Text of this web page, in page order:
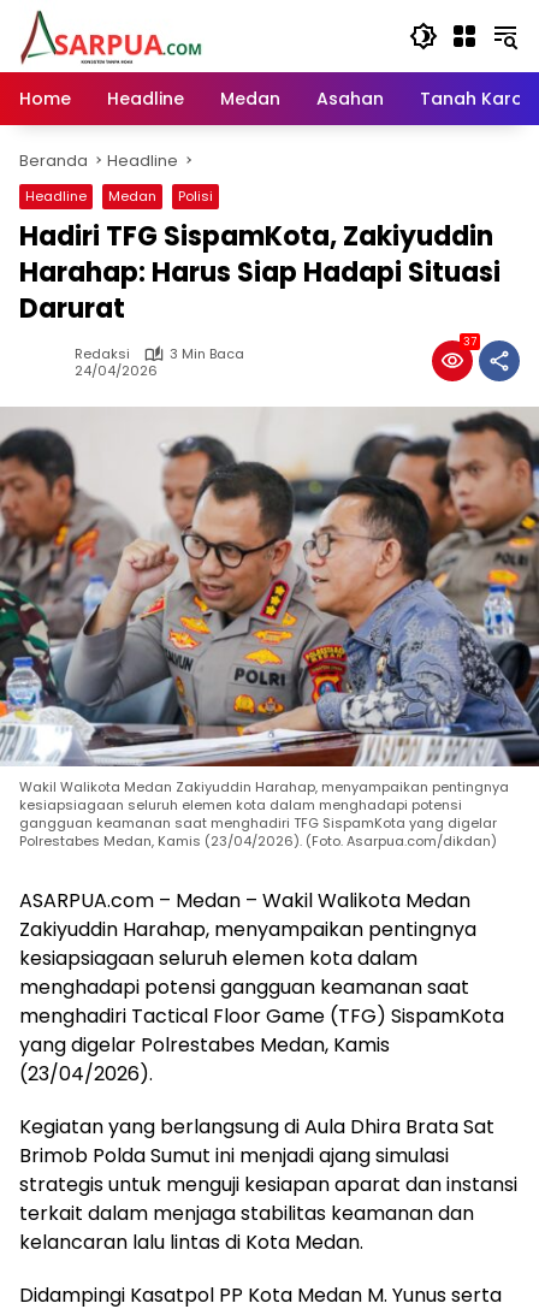
Langsung
konten
Home
Headline Medan Asahan Tanah Karo
Beranda Headline
Headline Medan Polisi
Hadiri TFG SispamKota, Zakiyuddin
Harahap: Harus Siap Hadapi Situasi
Darurat
Redaksi
3 Min Baca
24/04/2026
37
Wakil Walikota Medan Zakiyuddin Harahap, menyampaikan pentingnya
kesiapsiagaan seluruh elemen kota dalam menghadapi potensi
gangguan keamanan saat menghadiri TFG SispamKota yang digelar
Polrestabes Medan, Kamis (23/04/2026). (Foto. Asarpua.com/dikdan)
ASARPUA.com – Medan – Wakil Walikota Medan
Zakiyuddin Harahap, menyampaikan pentingnya
kesiapsiagaan seluruh elemen kota dalam
menghadapi potensi gangguan keamanan saat
menghadiri Tactical Floor Game (TFG) SispamKota
yang digelar Polrestabes Medan, Kamis
(23/04/2026).
Kegiatan yang berlangsung di Aula Dhira Brata Sat
Brimob Polda Sumut ini menjadi ajang simulasi
strategis untuk menguji kesiapan aparat dan instansi
terkait dalam menjaga stabilitas keamanan dan
kelancaran lalu lintas di Kota Medan.
Didampingi Kasatpol PP Kota Medan M. Yunus serta